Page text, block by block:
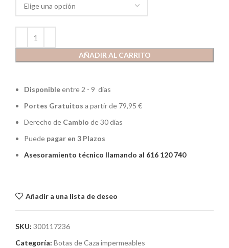
AÑADIR AL CARRITO
Disponibleentre 2 - 9 días
Portes Gratuitos a partir de 79,95 €
Derecho de Cambio de 30 días
Puede pagar en 3 Plazos
Asesoramiento técnico llamando al 616 120 740
Añadir a una lista de deseo
SKU: 300117236
Categoría: Botas de Caza impermeables